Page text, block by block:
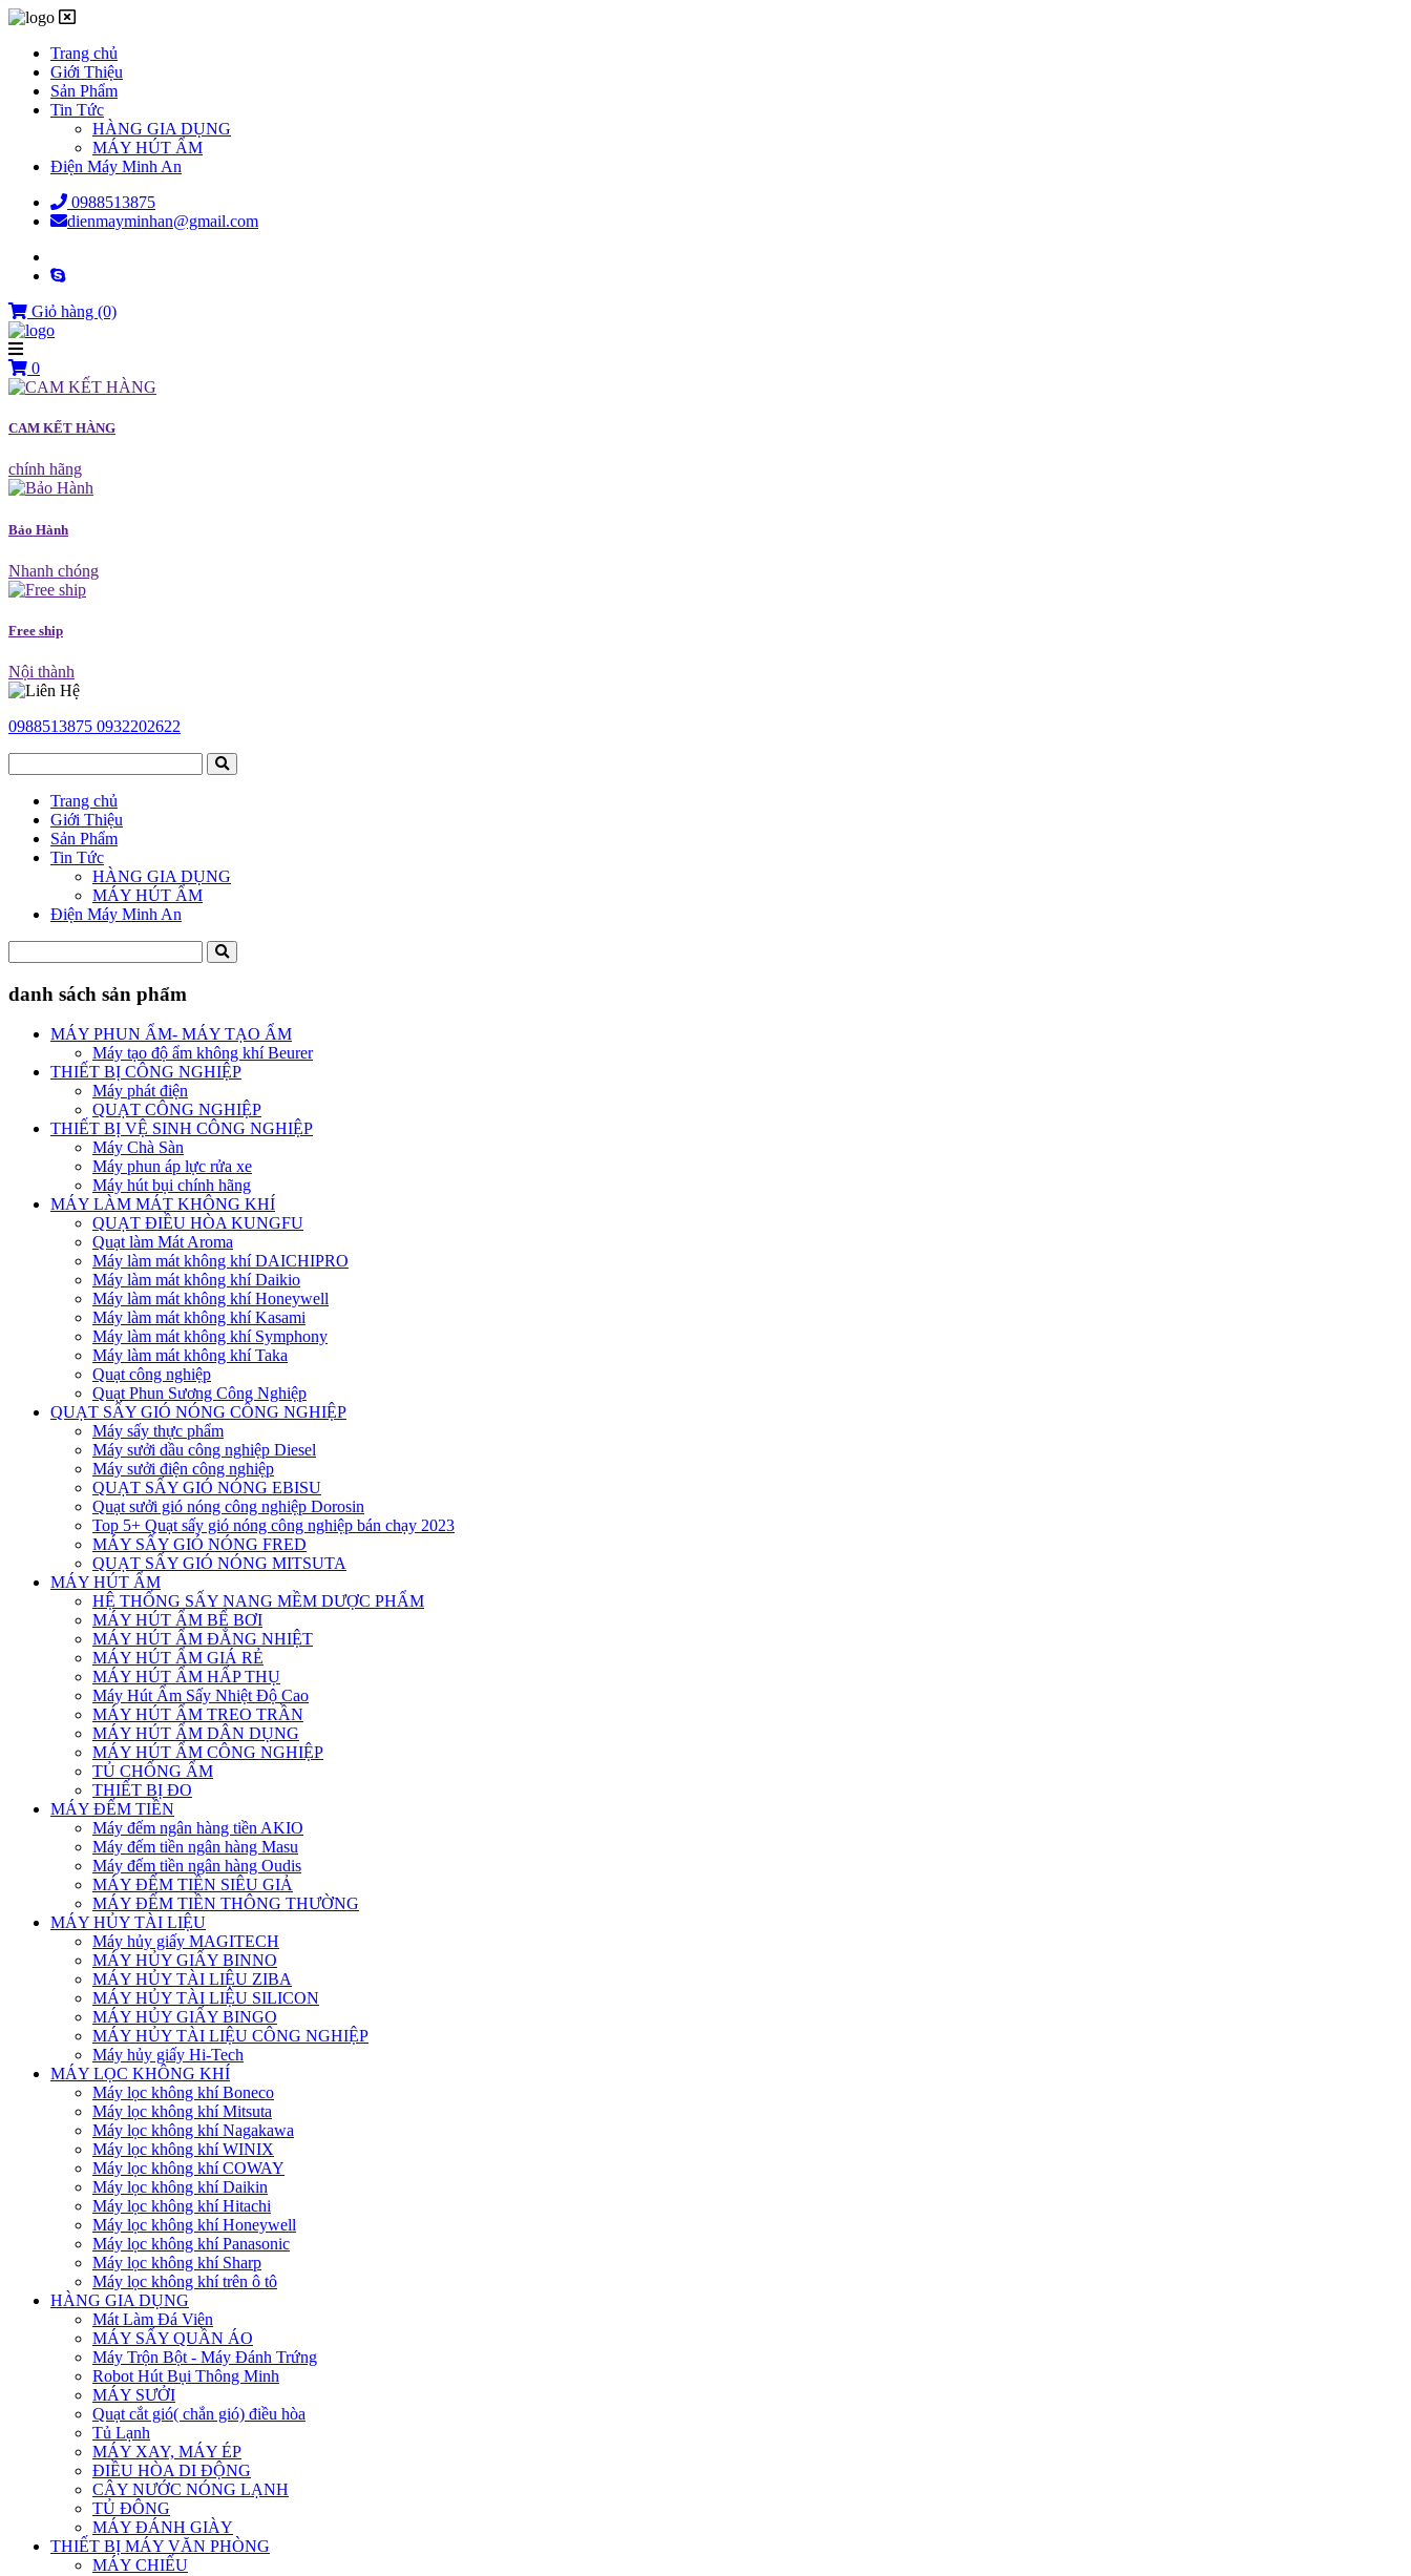
Trang chủ
Giới Thiệu
Sản Phẩm
Tin Tức
HÀNG GIA DỤNG
MÁY HÚT ẨM
Điện Máy Minh An
0988513875
dienmayminhan@gmail.com
Giỏ hàng (0)
0
CAM KẾT HÀNG
chính hãng
Bảo Hành
Nhanh chóng
Free ship
Nội thành
0988513875 0932202622
Trang chủ
Giới Thiệu
Sản Phẩm
Tin Tức
HÀNG GIA DỤNG
MÁY HÚT ẨM
Điện Máy Minh An
danh sách sản phẩm
MÁY PHUN ẨM- MÁY TẠO ẨM
Máy tạo độ ẩm không khí Beurer
THIẾT BỊ CÔNG NGHIỆP
Máy phát điện
QUẠT CÔNG NGHIỆP
THIẾT BỊ VỆ SINH CÔNG NGHIỆP
Máy Chà Sàn
Máy phun áp lực rửa xe
Máy hút bụi chính hãng
MÁY LÀM MÁT KHÔNG KHÍ
QUẠT ĐIỀU HÒA KUNGFU
Quạt làm Mát Aroma
Máy làm mát không khí DAICHIPRO
Máy làm mát không khí Daikio
Máy làm mát không khí Honeywell
Máy làm mát không khí Kasami
Máy làm mát không khí Symphony
Máy làm mát không khí Taka
Quạt công nghiệp
Quạt Phun Sương Công Nghiệp
QUẠT SẤY GIÓ NÓNG CÔNG NGHIỆP
Máy sấy thực phẩm
Máy sưởi dầu công nghiệp Diesel
Máy sưởi điện công nghiệp
QUẠT SẤY GIÓ NÓNG EBISU
Quạt sưởi gió nóng công nghiệp Dorosin
Top 5+ Quạt sấy gió nóng công nghiệp bán chạy 2023
MÁY SẤY GIÓ NÓNG FRED
QUẠT SẤY GIÓ NÓNG MITSUTA
MÁY HÚT ẨM
HỆ THỐNG SẤY NANG MỀM DƯỢC PHẨM
MÁY HÚT ẨM BỂ BƠI
MÁY HÚT ẨM ĐẲNG NHIỆT
MÁY HÚT ẨM GIÁ RẺ
MÁY HÚT ẨM HẤP THỤ
Máy Hút Ẩm Sấy Nhiệt Độ Cao
MÁY HÚT ẨM TREO TRẦN
MÁY HÚT ẨM DÂN DỤNG
MÁY HÚT ẨM CÔNG NGHIỆP
TỦ CHỐNG ẨM
THIẾT BỊ ĐO
MÁY ĐẾM TIỀN
Máy đếm ngân hàng tiền AKIO
Máy đếm tiền ngân hàng Masu
Máy đếm tiền ngân hàng Oudis
MÁY ĐẾM TIỀN SIÊU GIẢ
MÁY ĐẾM TIỀN THÔNG THƯỜNG
MÁY HỦY TÀI LIỆU
Máy hủy giấy MAGITECH
MÁY HỦY GIẤY BINNO
MÁY HỦY TÀI LIỆU ZIBA
MÁY HỦY TÀI LIỆU SILICON
MÁY HỦY GIẤY BINGO
MÁY HỦY TÀI LIỆU CÔNG NGHIỆP
Máy hủy giấy Hi-Tech
MÁY LỌC KHÔNG KHÍ
Máy lọc không khí Boneco
Máy lọc không khí Mitsuta
Máy lọc không khí Nagakawa
Máy lọc không khí WINIX
Máy lọc không khí COWAY
Máy lọc không khí Daikin
Máy lọc không khí Hitachi
Máy lọc không khí Honeywell
Máy lọc không khí Panasonic
Máy lọc không khí Sharp
Máy lọc không khí trên ô tô
HÀNG GIA DỤNG
Mát Làm Đá Viên
MÁY SẤY QUẦN ÁO
Máy Trộn Bột - Máy Đánh Trứng
Robot Hút Bụi Thông Minh
MÁY SƯỞI
Quạt cắt gió( chắn gió) điều hòa
Tủ Lạnh
MÁY XAY, MÁY ÉP
ĐIỀU HÒA DI ĐỘNG
CÂY NƯỚC NÓNG LẠNH
TỦ ĐÔNG
MÁY ĐÁNH GIÀY
THIẾT BỊ MÁY VĂN PHÒNG
MÁY CHIẾU